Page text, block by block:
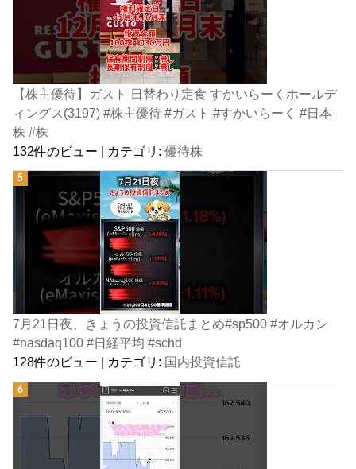
【株主優待】ガスト 日替わり定食 すかいらーくホールデ
ィングス(3197) #株主優待 #ガスト #すかいらーく #日本
株 #株
132件のビュー | カテゴリ:優待株
7月21日夜、きょうの投資信託まとめ#sp500 #オルカン
#nasdaq100 #日経平均 #schd
128件のビュー
カテゴリ: 国内投資信託